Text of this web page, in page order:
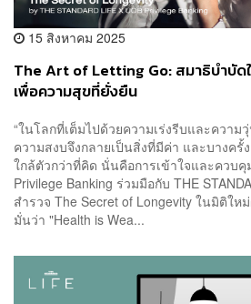
15 สิงหาคม 2025
The Art of Letting Go: สมาธิบำบัด
เพื่อความสุขที่ยั่งยืน
“ในโลกที่เต็มไปด้วยความเร่งรีบและความ
ความสงบจึงกลายเป็นสิ่งที่มีค่า และบางครั้
ใกล้ตัวกว่าที่คิด นั่นคือการเข้าใจและควบคุ
Privilege Banking ร่วมมือกับ THE
สำรวจ The Secret of Longevity ในมิติใ
มั่นว่า "Health is Wea...